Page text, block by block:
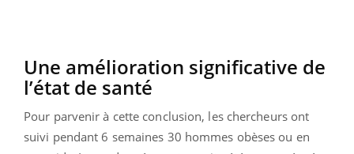
Une amélioration significative de
l’état de santé
Pour parvenir à cette conclusion, les chercheurs ont
suivi pendant 6 semaines 30 hommes obèses ou en